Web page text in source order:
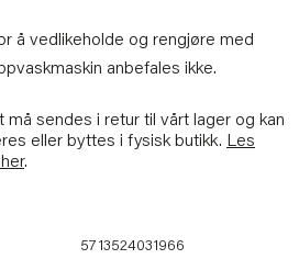
å vedlikeholde og rengjøre med
anbefales ikke.
må sendes i retur til vårt lager og kan
eller byttes i fysisk butikk. Les
.
5713524031966